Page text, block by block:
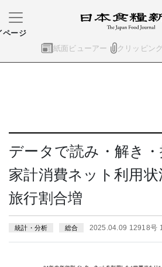
紙面ビューアー クリッピン
ページ
データで読み・解き・
家計消費ネット利用
旅行割合増
統計・分析 総合 2025.04.09 12918号